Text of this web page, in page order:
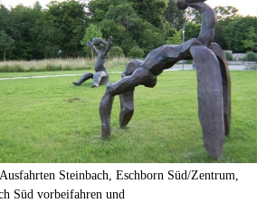
Steinbach, Eschborn Süd/Zentrum,
Süd vorbeifahren und